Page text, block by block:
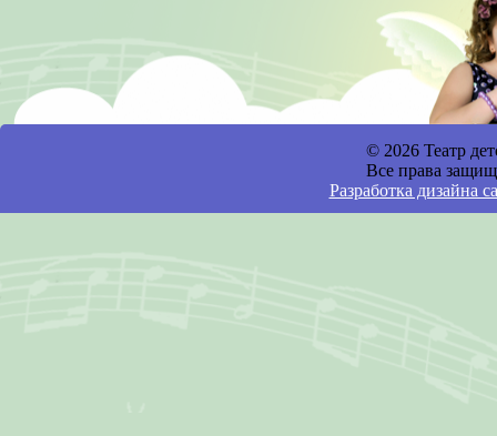
© 2026 Театр
Все права
Разработка дизайна